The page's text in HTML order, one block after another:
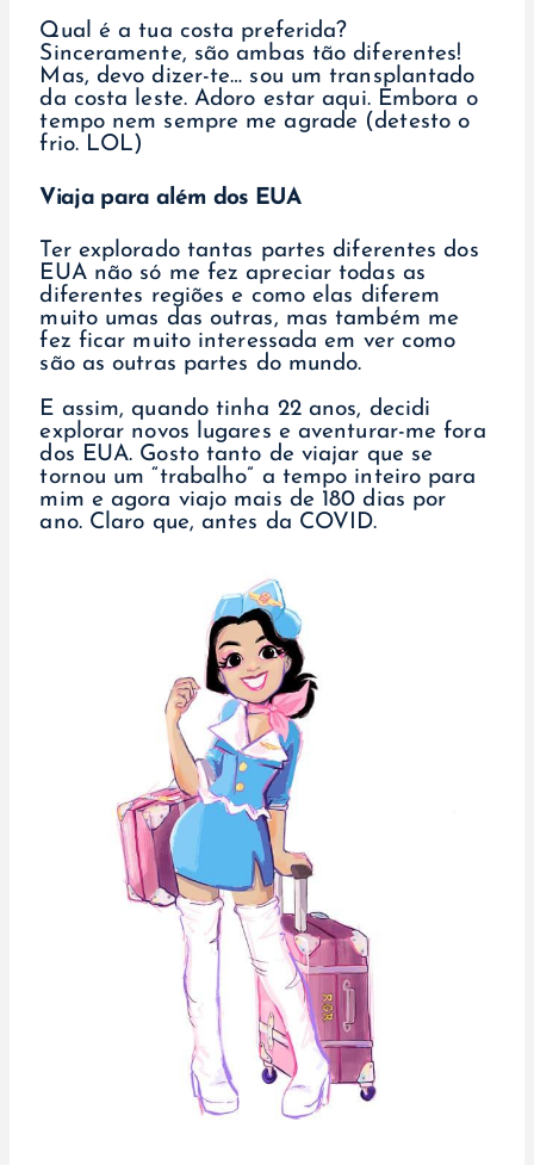
Qual é a tua costa preferida?
Sinceramente, são ambas tão diferentes!
Mas, devo dizer-te… sou um transplantado
da costa leste. Adoro estar aqui. Embora o
tempo nem sempre me agrade (detesto o
frio. LOL)
Viaja para além dos EUA
Ter explorado tantas partes diferentes dos
EUA não só me fez apreciar todas as
diferentes regiões e como elas diferem
muito umas das outras, mas também me
fez ficar muito interessada em ver como
são as outras partes do mundo.
E assim, quando tinha 22 anos, decidi
explorar novos lugares e aventurar-me fora
dos EUA. Gosto tanto de viajar que se
tornou um “trabalho” a tempo inteiro para
mim e agora viajo mais de 180 dias por
ano. Claro que, antes da COVID.